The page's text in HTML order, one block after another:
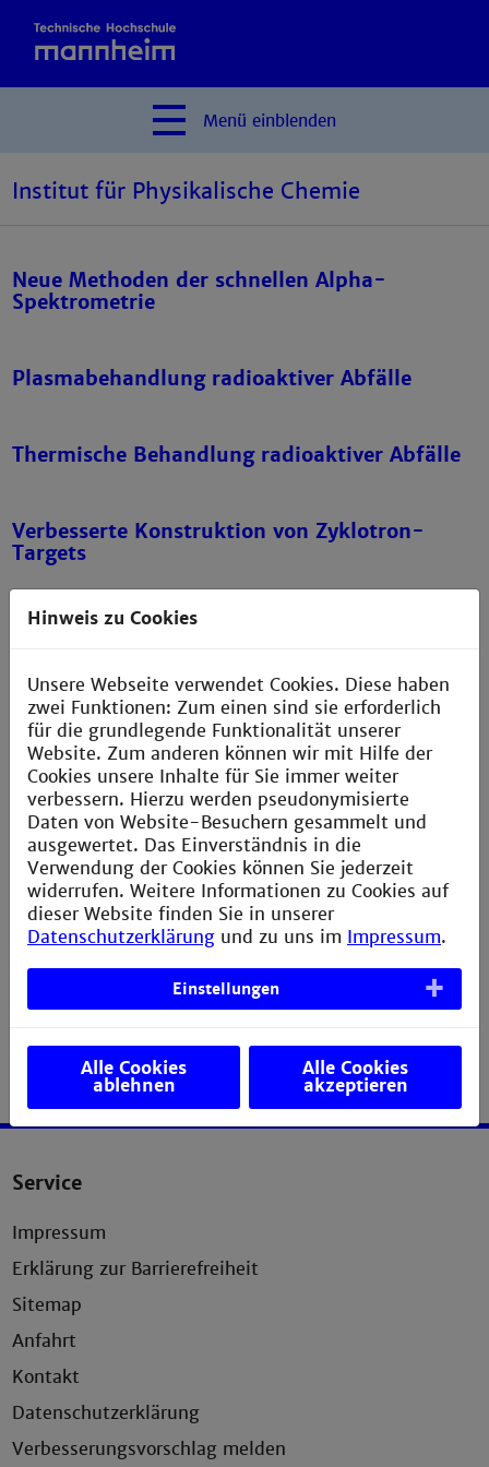
Menü einblenden
Institut für Physikalische Chemie
Neue Methoden der schnellen Alpha-
Spektrometrie
Plasmabehandlung radioaktiver Abfälle
Thermische Behandlung radioaktiver Abfälle
Verbesserte Konstruktion von Zyklotron-
Targets
Virtual Engineering im Rückbau
Rückhalten von Jod bei schweren
Reaktorunfällen
Miniaturisierung von Syntheseapparaturen
Implementation der
Neutronenaktivierungsanalyse
Service
Impressum
Erklärung zur Barrierefreiheit
Sitemap
Anfahrt
Kontakt
Datenschutzerklärung
Verbesserungsvorschlag melden
Hinweis zu Cookies
Unsere Webseite verwendet Cookies. Diese haben
zwei Funktionen: Zum einen sind sie erforderlich
für die grundlegende Funktionalität unserer
Website. Zum anderen können wir mit Hilfe der
Cookies unsere Inhalte für Sie immer weiter
verbessern. Hierzu werden pseudonymisierte
Daten von Website-Besuchern gesammelt und
ausgewertet. Das Einverständnis in die
Verwendung der Cookies können Sie jederzeit
widerrufen. Weitere Informationen zu Cookies auf
dieser Website finden Sie in unserer
Datenschutzerklärung und zu uns im Impressum.
Einstellungen
Alle Cookies
ablehnen
Alle Cookies
akzeptieren